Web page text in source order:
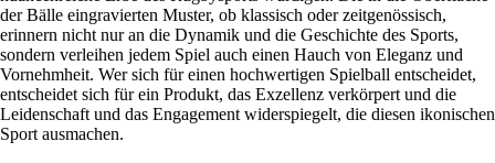
der Bälle eingravierten Muster, ob klassisch oder zeitgenössisch,
erinnern nicht nur an die Dynamik und die Geschichte des Sports,
sondern verleihen jedem Spiel auch einen Hauch von Eleganz und
Vornehmheit. Wer sich für einen hochwertigen Spielball entscheidet,
entscheidet sich für ein Produkt, das Exzellenz verkörpert und die
Leidenschaft und das Engagement widerspiegelt, die diesen ikonischen
Sport ausmachen.